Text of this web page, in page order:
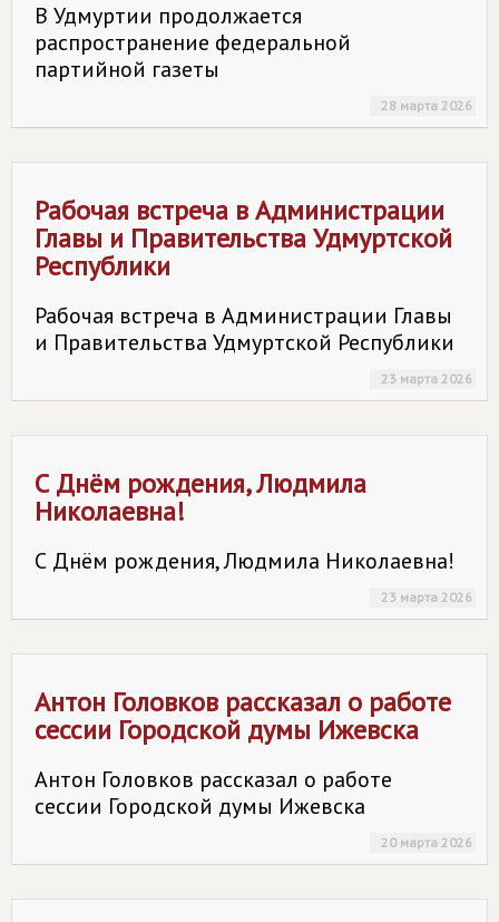
В Удмуртии продолжается
распространение федеральной
партийной газеты
28 марта 2026
Рабочая встреча в Администрации
Главы и Правительства Удмуртской
Республики
Рабочая встреча в Администрации Главы
и Правительства Удмуртской Республики
23 марта 2026
С Днём рождения, Людмила
Николаевна!
С Днём рождения, Людмила Николаевна!
23 марта 2026
Антон Головков рассказал о работе
сессии Городской думы Ижевска
Антон Головков рассказал о работе
сессии Городской думы Ижевска
20 марта 2026